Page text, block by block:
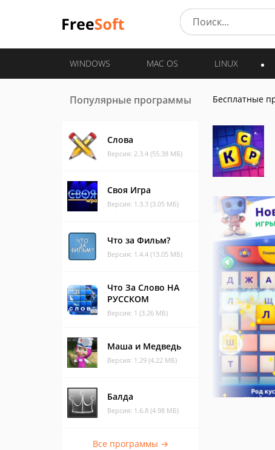
WINDOWS MAC OS LINUX
Популярные программы
Слова
Версия: 2.3.4 (55.38 МБ)
Своя Игра
Версия: 1.3.3 (3.05 МБ)
Что за Фильм?
Версия: 1.4.4 (13.05 МБ)
Что За Слово НА
РУССКОМ
Версия: 1 (3.26 МБ)
Маша и Медведь
Версия: 1.29 (4.22 МБ)
Балда
Версия: 1.6.8 (4.98 МБ)
Все программы →
Бесплатные